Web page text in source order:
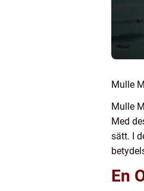
Mulle
Mulle
Med
sätt. I
En